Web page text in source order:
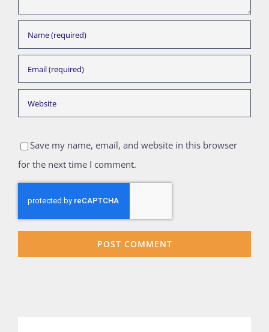
Save my name, email, and website in this browser
for the next time I comment.